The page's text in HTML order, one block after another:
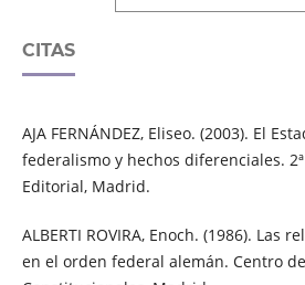
CITAS
AJA FERNÁNDEZ, Eliseo. (2003). El
federalismo y hechos diferenciales.
Editorial, Madrid.
ALBERTI ROVIRA, Enoch. (1986). Las
en el orden federal alemán. Centro